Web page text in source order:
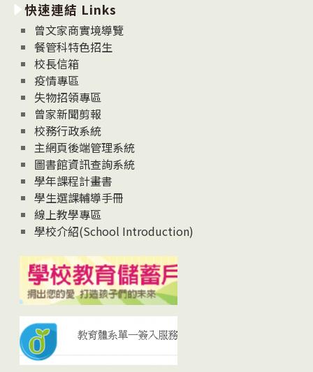
消
息
News
快速連結 Links
曾文家商實境導覽
餐管科特色招生
校長信箱
疫情專區
失物招領專區
曾家新聞剪報
校務行政系統
主網頁後端管理系統
圖書館資訊查詢系統
學年課程計畫書
學生選課輔導手冊
線上教學專區
學校介紹(School Introduction)